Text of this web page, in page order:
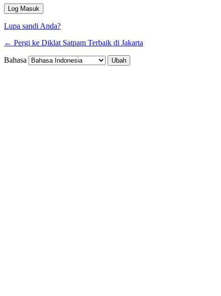
Lupa sandi Anda?
← Pergi ke Diklat Satpam Terbaik di Jakarta
Bahasa